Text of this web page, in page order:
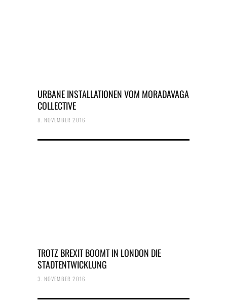
URBANE INSTALLATIONEN VOM MORADAVAGA
COLLECTIVE
8. NOVEMBER 2016
TROTZ BREXIT BOOMT IN LONDON DIE
STADTENTWICKLUNG
3. NOVEMBER 2016